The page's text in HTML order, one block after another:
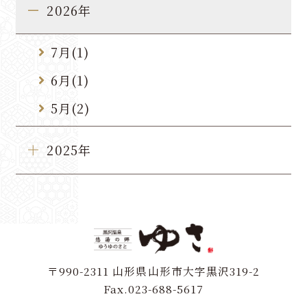
2026年
7月(1)
6月(1)
5月(2)
2025年
〒990-2311 山形県山形市大字黒沢319-2
Fax.023-688-5617
パンフレット
ご宿泊予約
ご宿泊プラン一覧
予約確認・変更・キャンセル
会員登録内容の変更
パスワード再発行はこちら